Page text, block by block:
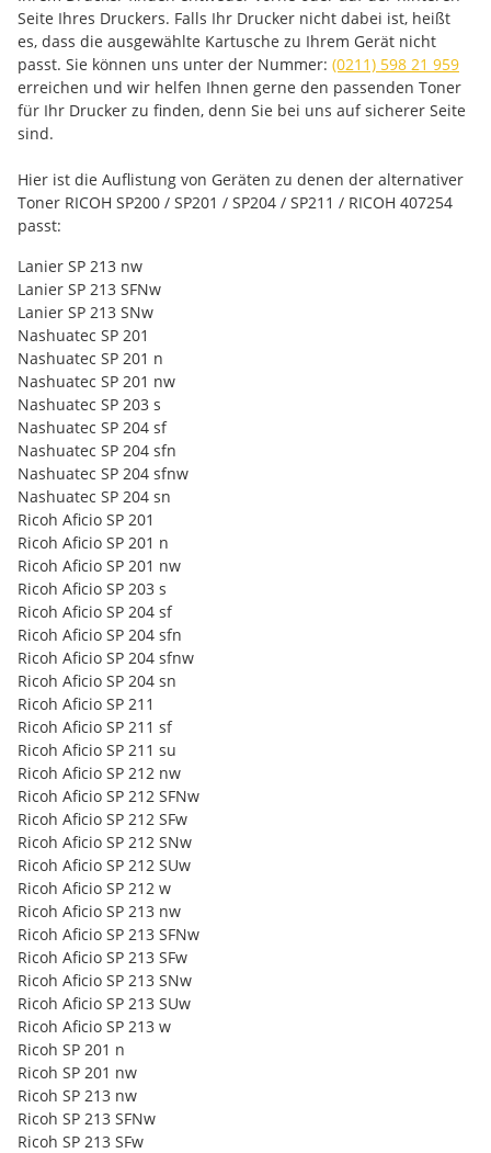
Seite Ihres Druckers. Falls Ihr Drucker nicht dabei ist, heißt
es, dass die ausgewählte Kartusche zu Ihrem Gerät nicht
passt. Sie können uns unter der Nummer: (0211) 598 21 959
erreichen und wir helfen Ihnen gerne den passenden Toner
für Ihr Drucker zu finden, denn Sie bei uns auf sicherer Seite
sind.
Hier ist die Auflistung von Geräten zu denen der alternativer
Toner RICOH SP200 / SP201 / SP204 / SP211 / RICOH 407254
passt:
Lanier SP 213 nw
Lanier SP 213 SFNw
Lanier SP 213 SNw
Nashuatec SP 201
Nashuatec SP 201 n
Nashuatec SP 201 nw
Nashuatec SP 203 s
Nashuatec SP 204 sf
Nashuatec SP 204 sfn
Nashuatec SP 204 sfnw
Nashuatec SP 204 sn
Ricoh Aficio SP 201
Ricoh Aficio SP 201 n
Ricoh Aficio SP 201 nw
Ricoh Aficio SP 203 s
Ricoh Aficio SP 204 sf
Ricoh Aficio SP 204 sfn
Ricoh Aficio SP 204 sfnw
Ricoh Aficio SP 204 sn
Ricoh Aficio SP 211
Ricoh Aficio SP 211 sf
Ricoh Aficio SP 211 su
Ricoh Aficio SP 212 nw
Ricoh Aficio SP 212 SFNw
Ricoh Aficio SP 212 SFw
Ricoh Aficio SP 212 SNw
Ricoh Aficio SP 212 SUw
Ricoh Aficio SP 212 w
Ricoh Aficio SP 213 nw
Ricoh Aficio SP 213 SFNw
Ricoh Aficio SP 213 SFw
Ricoh Aficio SP 213 SNw
Ricoh Aficio SP 213 SUw
Ricoh Aficio SP 213 w
Ricoh SP 201 n
Ricoh SP 201 nw
Ricoh SP 213 nw
Ricoh SP 213 SFNw
Ricoh SP 213 SFw